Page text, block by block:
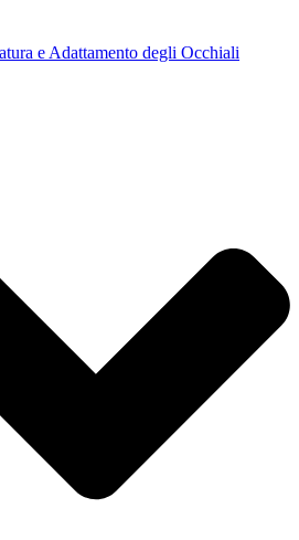
e Adattamento degli Occhiali